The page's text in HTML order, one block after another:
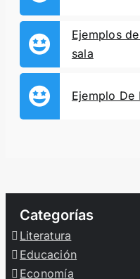
Ejemplos
sala
Ejemplo De
Categorías
Literatura
Educación
Economía